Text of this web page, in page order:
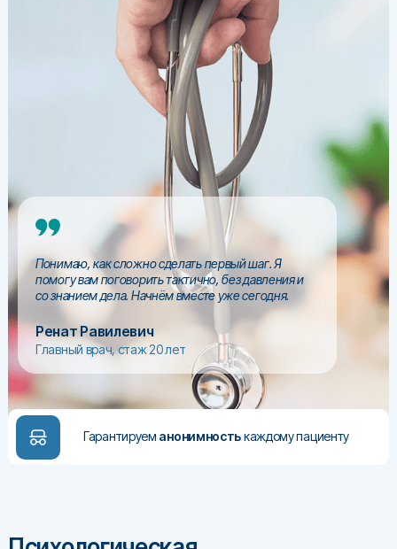
Понимаю, как сложно сделать первый шаг. Я
помогу вам поговорить тактично, без давления и
со знанием дела. Начнём вместе уже сегодня.
Главный врач, стаж 20 лет
Ренат Равилевич
Гарантируем анонимностькаждому пациенту